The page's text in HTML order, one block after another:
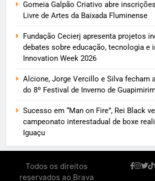
Gomeia Galpão Criativo abre
Livre de Artes da Baixada Fluminense
Fundação Cecierj apresenta projetos
debates sobre educação, tecnologia e
Innovation Week 2026
Alcione, Jorge Vercillo e Silva fecham
do 8º Festival de Inverno de
Sucesso em “Man on Fire”, Rei Black
campeonato interestadual de boxe
Iguaçu
Todos os direitos
reservados ao Brava